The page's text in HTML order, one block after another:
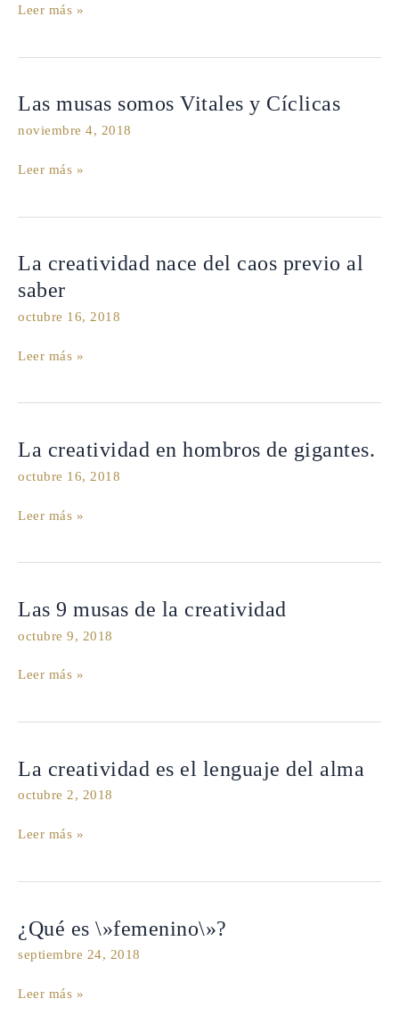
ciclos
Leer más »
Las musas somos Vitales y Cíclicas
noviembre 4, 2018
Las
Leer más »
La creatividad nace del caos previo al
saber
octubre 16, 2018
La
creatividad
nace
del
previo
saber
Leer más »
La creatividad en hombros de gigantes.
octubre 16, 2018
La
Leer más »
Las 9 musas de la creatividad
octubre 9, 2018
Las
Leer más »
La creatividad es el lenguaje del alma
octubre 2, 2018
La
Leer más »
¿Qué es \»femenino\»?
septiembre 24, 2018
¿Qué
es
\»femenino\»?
Leer más »